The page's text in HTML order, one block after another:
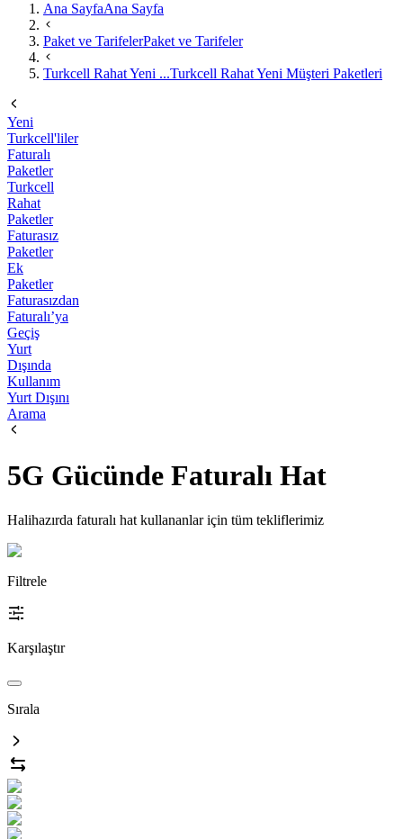
Ana SayfaAna Sayfa
Paket ve TarifelerPaket ve Tarifeler
Turkcell Rahat Yeni ...Turkcell Rahat Yeni Müşteri Paketleri
Yeni
Turkcell'liler
Faturalı
Paketler
Turkcell
Rahat
Paketler
Faturasız
Paketler
Ek
Paketler
Faturasızdan
Faturalı’ya
Geçiş
Yurt
Dışında
Kullanım
Yurt Dışını
Arama
5G Gücünde Faturalı Hat
Halihazırda faturalı hat kullananlar için tüm tekliflerimiz
Filtrele
Karşılaştır
Sırala